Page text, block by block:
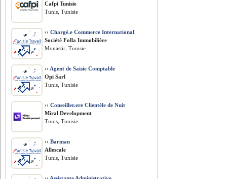
Cafpi Tunisie
Tunis, Tunisie
›› Chargé.e Commerce International
Société Folla Immobilière
Monastir, Tunisie
›› Agent de Saisie Comptable
Opi Sarl
Tunis, Tunisie
›› Conseiller.ere Clientèle de Nuit
Miral Development
Tunis, Tunisie
›› Barman
Allescale
Tunis, Tunisie